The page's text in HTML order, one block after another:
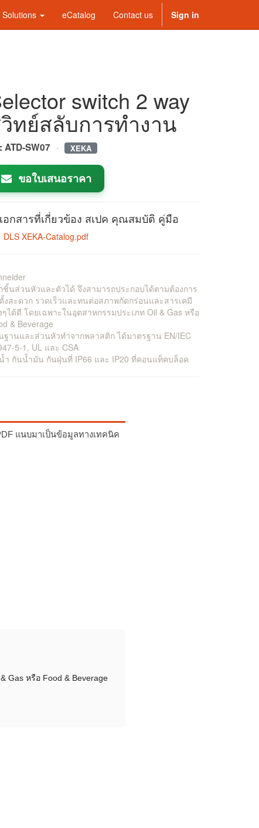
Solutions eCatalog Contact us Sign in
switch 2 way
ทย์สลับการทำงาน
ATD-SW07 · XEKA
ขอใบเสนอราคา
เอกสารที่เกี่ยวข้อง สเปค คุณสมบัติ คู่มือ
DLS XEKA-Catalog.pdf
ชิ้นส่วนหัวและตัวได้ จึงสามารถประกอบได้ตามต้องการ
งสะดวก รวดเร็วและทนต่อสภาพกัดกร่อนและสารเคมี
ๆได้ดี โดยเฉพาะในอุตสาหกรรมประเภท Oil & Gas หรือ
& Beverage
ฐานและส่วนหัวทำจากพลาสติก ได้มาตรฐาน EN/IEC
5-1, UL และ CSA
ำ กันน้ำมัน กันฝุ่นที่ IP66 และ IP20 ที่คอนแท็คบล็อค
แนบมาเป็นข้อมูลทางเทคนิค
Gas หรือ Food & Beverage